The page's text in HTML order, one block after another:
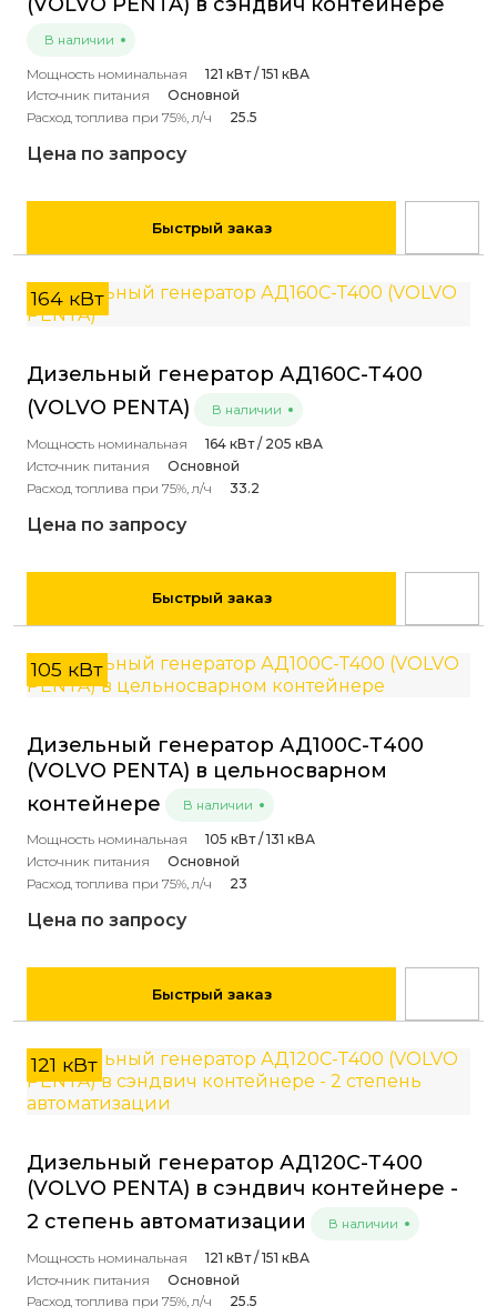
В наличии
Мощность номинальная
121 кВт / 151 кВА
Источник питания
Основной
Расход топлива при 75%, л/ч
25.5
Цена по запросу
Быстрый заказ
164 кВт
Дизельный генератор АД160С-Т400
(VOLVO PENTA)
В наличии
Мощность номинальная
164 кВт / 205 кВА
Источник питания
Основной
Расход топлива при 75%, л/ч
33.2
Цена по запросу
Быстрый заказ
105 кВт
Дизельный генератор АД100С-Т400
(VOLVO PENTA) в цельносварном
контейнере
В наличии
Мощность номинальная
105 кВт / 131 кВА
Источник питания
Основной
Расход топлива при 75%, л/ч
23
Цена по запросу
Быстрый заказ
121 кВт
Дизельный генератор АД120С-Т400
(VOLVO PENTA) в сэндвич контейнере -
2 степень автоматизации
В наличии
Мощность номинальная
121 кВт / 151 кВА
Источник питания
Основной
Расход топлива при 75%, л/ч
25.5